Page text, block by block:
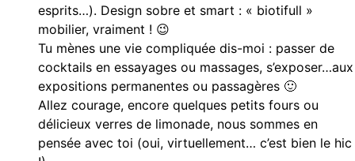
esprits…). Design sobre et smart : « biotifull »
mobilier, vraiment ! 😉
Tu mènes une vie compliquée dis-moi : passer de
cocktails en essayages ou massages, s’exposer…aux
expositions permanentes ou passagères 🙂
Allez courage, encore quelques petits fours ou
délicieux verres de limonade, nous sommes en
pensée avec toi (oui, virtuellement… c’est bien le hic